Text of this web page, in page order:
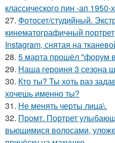
классического пин -ап 1950-
27. Фотосет/студийный.
кинематографичный
Instagram, снятая на
28. 5 марта прошёл "форум
29. Наша героиня 3 сезона
30. Кто ты? Ты хоть раз
хочешь именно ты?
31. Не менять черты лица\.
32. Промт. Портрет
вьющимися волосами,